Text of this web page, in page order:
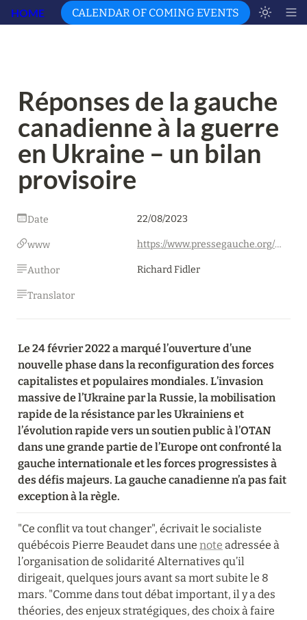
HOME CALENDAR OF COMING EVENTS
Réponses de la gauche
canadienne à la guerre
en Ukraine – un bilan
provisoire
Date 22/08/2023
www https://www.pressegauche.org/Reponses-de-la-gauche-canadienne-a-la-guerre-en-Ukraine-un-bilan-provisoire
Author Richard Fidler
Translator
Le 24 février 2022 a marqué l’ouverture d’une
nouvelle phase dans la reconfiguration des forces
capitalistes et populaires mondiales. L’invasion
massive de l’Ukraine par la Russie, la mobilisation
rapide de la résistance par les Ukrainiens et
l’évolution rapide vers un soutien public à l’OTAN
dans une grande partie de l’Europe ont confronté la
gauche internationale et les forces progressistes à
des défis majeurs. La gauche canadienne n’a pas fait
exception à la règle.
"Ce conflit va tout changer", écrivait le socialiste
québécois Pierre Beaudet dans une note adressée à
l’organisation de solidarité Alternatives qu’il
dirigeait, quelques jours avant sa mort subite le 8
mars. "Comme dans tout débat important, il y a des
théories, des enjeux stratégiques, des choix à faire